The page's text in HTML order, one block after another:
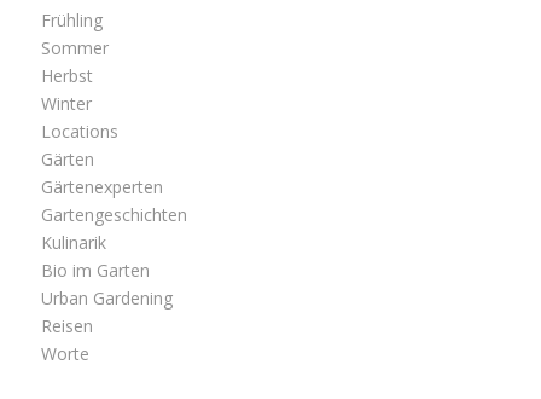
Frühling
Sommer
Herbst
Winter
Locations
Gärten
Gärtenexperten
Gartengeschichten
Kulinarik
Bio im Garten
Urban Gardening
Reisen
Worte